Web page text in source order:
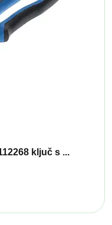
ključ s ...